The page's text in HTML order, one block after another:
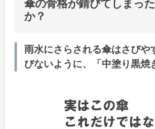
傘の骨格が錆びてしまっ
か？
雨水にさらされる傘はさびや
びないように、「中塗り黒焼